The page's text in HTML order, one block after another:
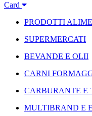
Card
PRODOTTI
SUPERMERCATI
BEVANDE E OLII
CARNI
CARBURANTE E
MULTIBRAND E